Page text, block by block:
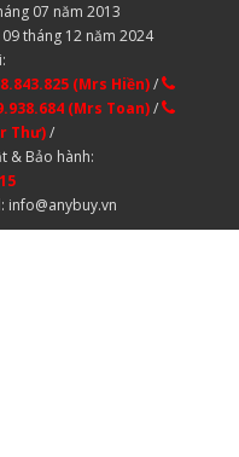
07 năm 2013
tháng 12 năm 2024
(Mrs Hiền)/
(Mrs Toan)/
Thư)/
& Bảo hành:
info@anybuy.vn